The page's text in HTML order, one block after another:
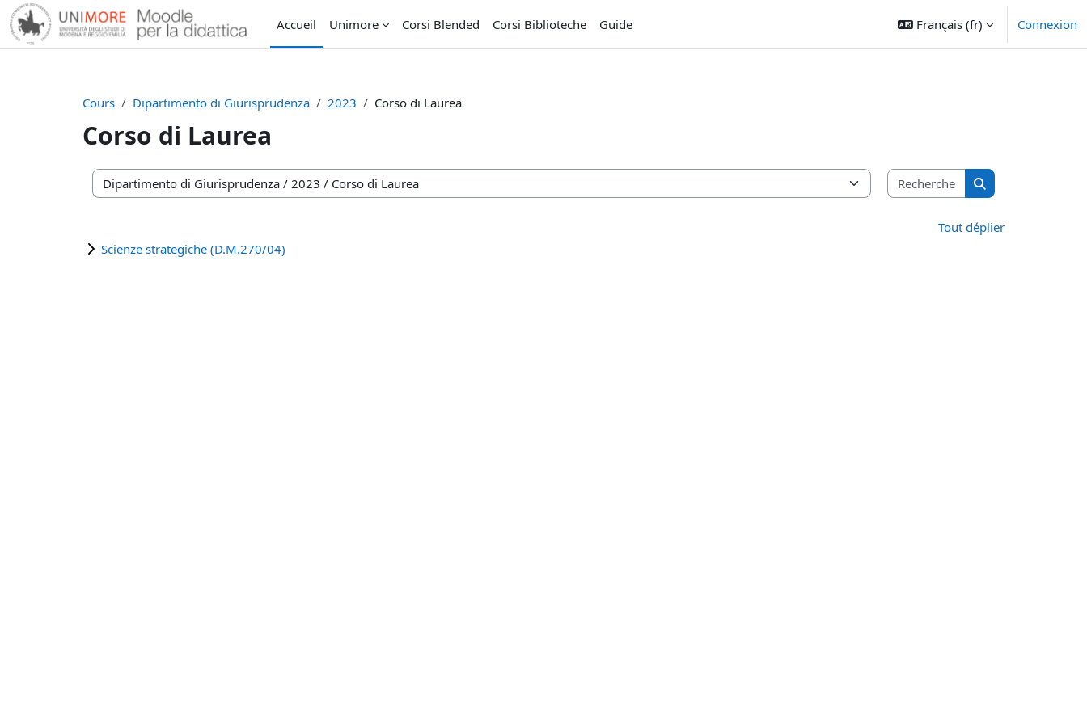
Passer au contenu principal
Accueil
Unimore Corsi Blended Corsi Biblioteche Guide Français ‎(fr)‎ Connexion
Cours Dipartimento di Giurisprudenza 2023 Corso di Laurea
Corso di Laurea
Catégories de cours
Rechercher des cours
Rechercher des
Tout déplier
Scienze strategiche (D.M.270/04)